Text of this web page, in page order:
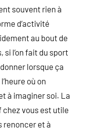
souvent rien à
d’activité
au bout de
si l’on fait du sport
lorsque ça
où on
à imaginer soi. La
vous est utile
renoncer et à